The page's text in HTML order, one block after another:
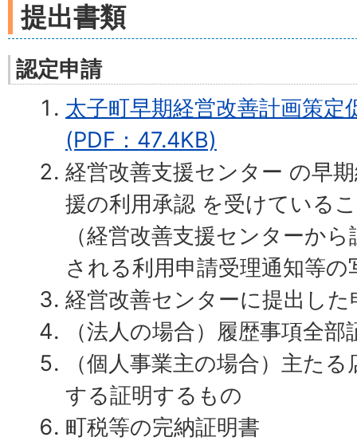
提出書類
認定申請
太子町早期経営改善計画策定
(PDF：47.4KB)
経営改善支援センター の早
援の利用承認 を受けている
（経営改善支援センターか
される利用申請受理通知等の
経営改善センターに提出し
（法人の場合）履歴事項全部
（個人事業主の場合）主た
する証明するもの
町税等の完納証明書